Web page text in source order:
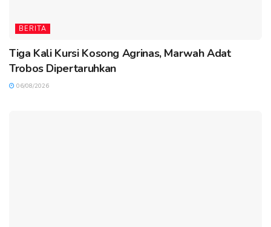
BERITA
Tiga Kali Kursi Kosong Agrinas, Marwah Adat
Trobos Dipertaruhkan
06/08/2026